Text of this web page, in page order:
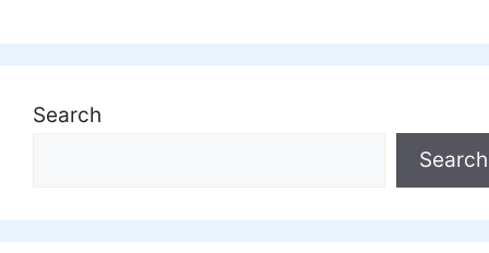
Search
Search